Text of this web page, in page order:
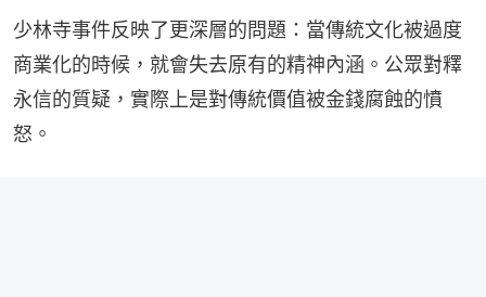
少林寺事件反映了更深層的問題：當傳統文化被過度
商業化的時候，就會失去原有的精神內涵。公眾對釋
永信的質疑，實際上是對傳統價值被金錢腐蝕的憤
怒。